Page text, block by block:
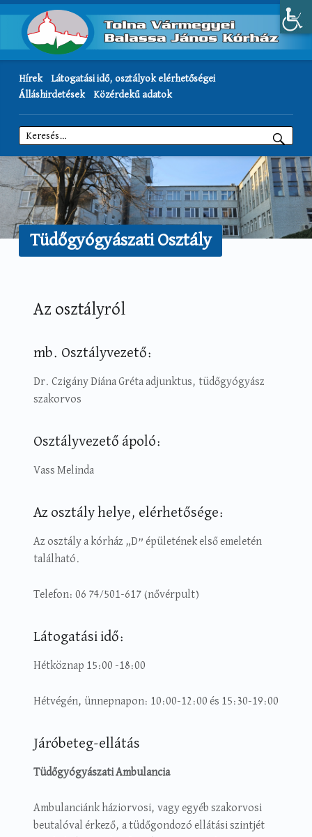
Hírek
Látogatási idő, osztályok elérhetőségei
Álláshirdetések
Közérdekű adatok
Keresés:
Tüdőgyógyászati Osztály
Az osztályról
mb. Osztályvezető:
Dr. Czigány Diána Gréta adjunktus, tüdőgyógyász
szakorvos
Osztályvezető ápoló:
Vass Melinda
Az osztály helye, elérhetősége:
Az osztály a kórház „D” épületének első emeletén
található.
Telefon: 06 74/501-617 (nővérpult)
Látogatási idő:
Hétköznap 15:00 -18:00
Hétvégén, ünnepnapon: 10:00-12:00 és 15:30-19:00
Járóbeteg-ellátás
Tüdőgyógyászati Ambulancia
Ambulanciánk háziorvosi, vagy egyéb szakorvosi
beutalóval érkező, a tüdőgondozó ellátási szintjét